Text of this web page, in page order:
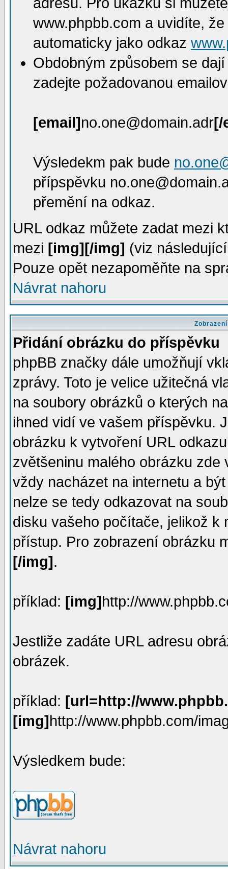
www.phpbb.com a uvidíte,
automaticky jako odkaz
Obdobným způsobem se
zadejte požadovanou
[email]no.one@domain.adr[/
Výsledekm pak bude
přípspěvku
přemění na odkaz.
URL odkaz můžete zadat mezi
mezi [img][/img] (viz
Pouze opět nezapoměňte na
Návrat nahoru
Přidání obrázku do příspěvku
phpBB značky dále umožňují
zprávy. Toto je velice užitečná
na soubory obrázků o kterých
ihned vidí ve vašem příspěvku.
obrázku k vytvoření URL
zvětšeninu malého obrázku
vždy nacházet na internetu a
nelze se tedy odkazovat na
disku vašeho počítače, jelikož k
přístup. Pro zobrazení obrázku
[/img].
příklad: [img]http://
Jestliže zadáte URL adresu
obrázek.
příklad: [url=http://
[img]http://www.phpbb.com/
Výsledkem bude:
Návrat nahoru